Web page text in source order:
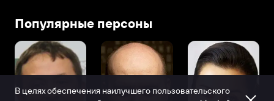
Популярные персоны
В целях обеспечения наилучшего пользовательского